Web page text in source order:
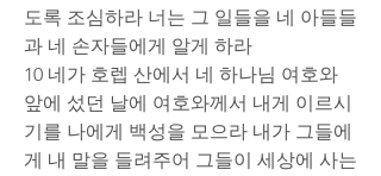
도록 조심하라 너는 그 일들을 네 아들들
과 네 손자들에게 알게 하라
10 네가 호렙 산에서 네 하나님 여호와
앞에 섰던 날에 여호와께서 내게 이르시
기를 나에게 백성을 모으라 내가 그들에
게 내 말을 들려주어 그들이 세상에 사는